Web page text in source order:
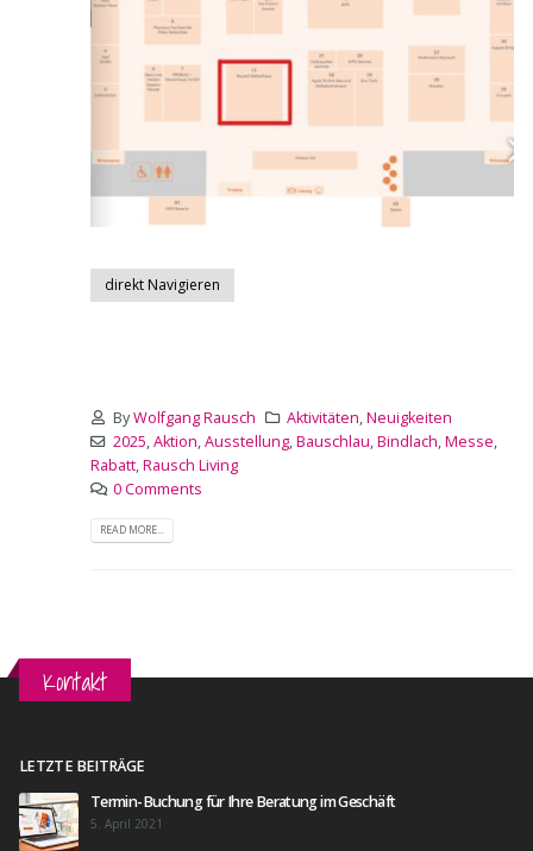
direkt Navigieren
ByWolfgang Rausch Aktivitäten,Neuigkeiten
2025,Aktion,Ausstellung,Bauschlau,Bindlach,Messe,
Rabatt,Rausch Living
0 Comments
READ MORE...
Kontakt
LETZTE BEITRÄGE
Termin-Buchung für Ihre Beratung im Geschäft
5. April 2021